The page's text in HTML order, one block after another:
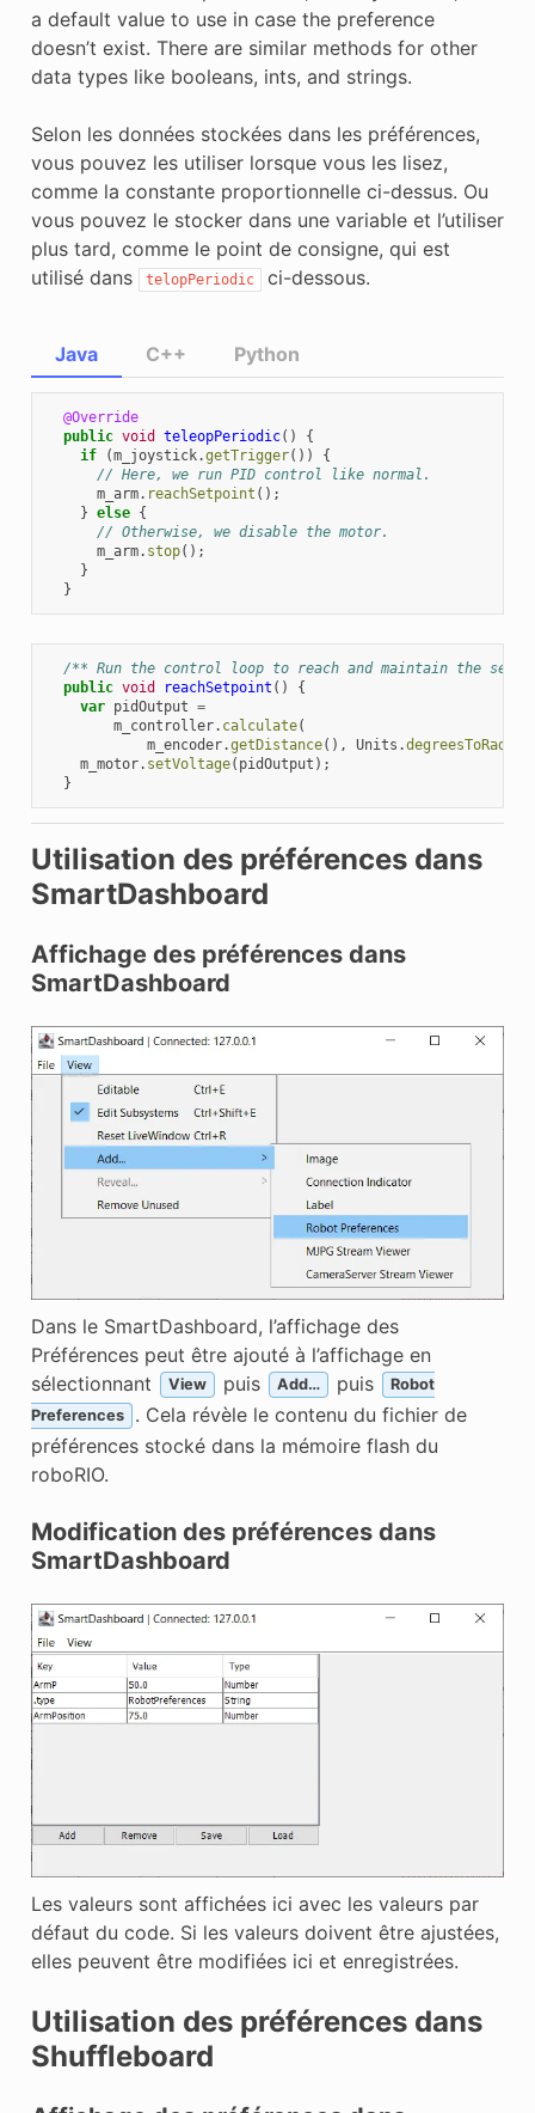
a default value to use in case the preference
doesn’t exist. There are similar methods for other
data types like booleans, ints, and strings.
Selon les données stockées dans les préférences,
vous pouvez les utiliser lorsque vous les lisez,
comme la constante proportionnelle ci-dessus. Ou
vous pouvez le stocker dans une variable et l’utiliser
plus tard, comme le point de consigne, qui est
utilisé dans
telopPeriodic ci-dessous.
Java
@Override
public void teleopPeriodic()
{
if
(m_joystick.getTrigger())
{
// Here, we run PID control like normal.
m_arm. reachSetpoint ();
} else {
// Otherwise, we disable the motor.
m_arm. stop();
}
}
/** Run the control loop to reach and maintain the
public void reachSetpoint ()
{
var pidOutput =
m_controller. calculate(
m_encoder.getDistance(), Units .
m_motor. setVoltage( pidOutput );
}
C++ Python
Utilisation des préférences dans
SmartDashboard
Affichage des préférences dans
SmartDashboard
Dans le SmartDashboard, l’affichage des
Préférences peut être ajouté à l’affichage en
sélectionnant
View puis Add… puis
Robot
Preferences
. Cela révèle le contenu du fichier de
préférences stocké dans la mémoire flash du
roboRIO.
Modification des préférences dans
SmartDashboard
Les valeurs sont affichées ici avec les valeurs par
défaut du code. Si les valeurs doivent être ajustées,
elles peuvent être modifiées ici et enregistrées.
Utilisation des préférences dans
Shuffleboard